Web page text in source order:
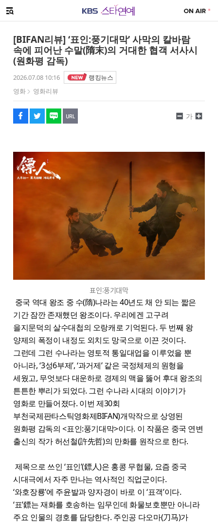
메뉴 열기
[BIFAN리뷰] ‘표인:풍기대막’ 사막의 칼바람
속에 피어난 수말(隋末)의 거대한 협객 서사시
(원화평 감독)
2026.07.08 10:16
랭킹뉴스
영화
영화리뷰
페이스북
트위터
네이버
URL복사
글씨 작게보기
가
글씨 크게보기
표인:풍기대막
중국 역대 왕조 중 수(隋)나라는 40년도 채 안 되는 짧은
기간 잠깐 존재했던 왕조이다. 우리에겐 고구려
을지문덕의 살수대첩의 오랑캐로 기억된다. 두 번째 왕
양제의 폭정이 내정도 외치도 망국으로 이끈 것이다.
그런데 그런 수나라는 영토적 통일대업을 이루었을 뿐
아니라, ‘3성6부제’, ‘과거제’ 같은 국정체제의 원형을
세웠고, 무엇보다 대운하로 경제의 맥을 뚫어 후대 왕조의
튼튼한 뿌리가 되었다. 그런 수나라 시대의 이야기가
영화로 만들어졌다. 이번 제30회
부천국제판타스틱영화제BIFAN)개막작으로 상영된
원화평 감독의 <표인:풍기대막>이다. 이 작품은 중국 연변
출신의 작가 허선철(許先哲)의 만화를 원작으로 한다.
제목으로 쓰인 ‘표인’(鏢人)은 홍콩 무협물, 요즘 중국
시대극에서 자주 만나는 역사적인 직업군이다.
‘와호장룡’에 주윤발과 양자경이 바로 이 ‘표객’이다.
‘표’鏢는 재화를 호송하는 임무인데 화물보호뿐만 아니라
주요 인물의 경호를 담당한다. 주인공 다오마(刀马)가
해시태그